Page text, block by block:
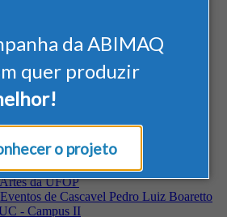
da ABIMAQ
quer produzir
o projeto
- FIEPA
do Brasil, em Brasília
Pernambuco - PE
da UFOP
de Cascavel Pedro Luiz Boaretto
- Campus II